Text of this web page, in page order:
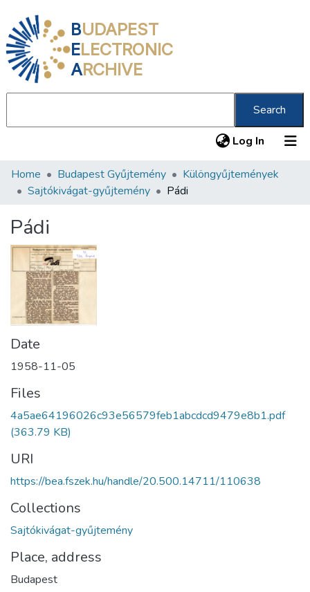
BUDAPEST
ELECTRONIC
ARCHIVE
Search
Log In (current)
Communities & Collections
Statistics
About us
Home Budapest Gyűjtemény
Különgyűjtemények
Sajtókivágat-gyűjtemény
Pádi
Pádi
Date
1958-11-05
Files
4a5ae64196026c93e56579feb1abcdcd9479e8b1.pdf
(363.79 KB)
URI
https://bea.fszek.hu/handle/20.500.14711/110638
Collections
Sajtókivágat-gyűjtemény
Place, address
Budapest